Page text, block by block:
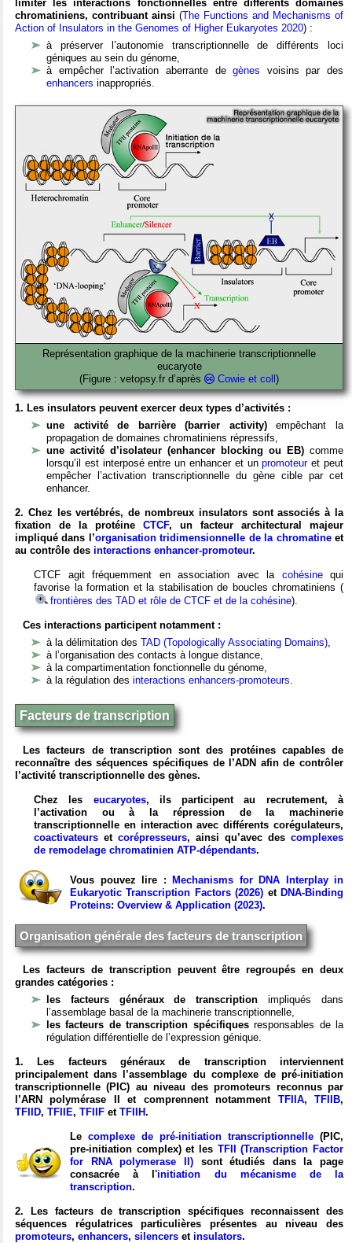
limiter les interactions fonctionnelles entre différents domaines
chromatiniens, contribuant ainsi (The Functions and Mechanisms of
Action of Insulators in the Genomes of Higher Eukaryotes 2020) :
à préserver l’autonomie transcriptionnelle de différents loci
géniques au sein du génome,
à empêcher l’activation aberrante degènes voisins par des
enhancers inappropriés.
Représentation graphique de la machinerie transcriptionnelle
eucaryote
(Figure : vetopsy.fr d’après
Cowie et coll )
1. Les insulators peuvent exercer deux types d’activités :
une activité de barrière (barrier activity)empêchant la
propagation de domaines chromatiniens répressifs,
une activité d’isolateur (enhancer blocking ou EB) comme
lorsqu’il est interposé entre un enhancer et unpromoteuret peut
empêcher l’activation transcriptionnelle du gène cible par cet
enhancer.
2. Chez les vertébrés, de nombreux insulators sont associés à la
fixation de la protéine CTCF, un facteur architectural majeur
impliqué dans l’organisation tridimensionnelle de la chromatineet
au contrôle des interactions enhancer-promoteur.
CTCF agit fréquemment en association avec la cohésinequi
favorise la formation et la stabilisation de boucles chromatiniens (
frontières des TAD et rôle de CTCF et de la cohésine).
Ces interactions participent notamment :
à la délimitation des TAD (Topologically Associating Domains)
à l’organisation des contacts à longue distance,
à la compartimentation fonctionnelle du génome,
à la régulation des interactions enhancers-promoteurs
Facteurs de transcription
Les facteurs de transcription sont des protéines capables de
reconnaître des séquences spécifiques de l’ADN afin de contrôler
l’activité transcriptionnelle des gènes.
Chez les eucaryotes, ils participent au recrutement, à
l’activation ou à la répression de la machinerie
transcriptionnelle en interaction avec différents corégulateurs,
coactivateurs et corépresseurs, ainsi qu’avec des complexes
de remodelage chromatinien ATP-dépendants.
Vous pouvez lire :
Mechanisms for DNA Interplay in
Eukaryotic Transcription Factors (2026) et DNA-Binding
Proteins: Overview & Application (2023).
Organisation générale des facteurs de transcription
Les facteurs de transcription peuvent être regroupés en deux
grandes catégories :
les facteurs généraux de transcription impliqués dans
l’assemblage basal de la machinerie transcriptionnelle,
les facteurs de transcription spécifiquesresponsables de la
régulation différentielle de l’expression génique.
1. Les facteurs généraux de transcription interviennent
principalement dans l’assemblage du complexe de pré-initiation
transcriptionnelle (PIC) au niveau des promoteurs reconnus par
l’ARN polymérase II et comprennent notamment TFIIA,TFIIB,
TFIID, TFIIE, TFIIF et TFIIH.
Le complexe de pré-initiation transcriptionnelle (PIC,
pre-initiation complex) et les TFII (Transcription Factor
for RNA polymerase II)sont étudiés dans la page
consacrée à l'initiation du mécanisme de la
transcription.
2. Les facteurs de transcription spécifiques reconnaissent des
séquences régulatrices particulières présentes au niveau des
promoteurs, enhancers, silencers et insulators.